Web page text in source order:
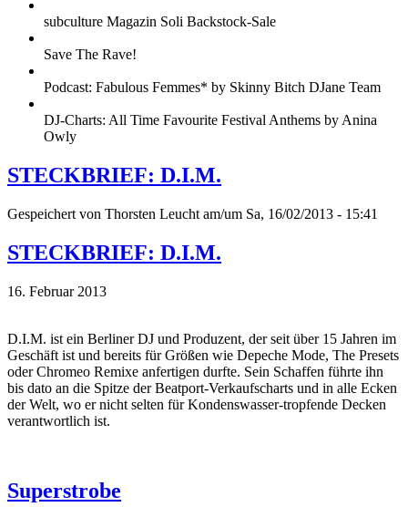
subculture Magazin Soli Backstock-Sale
Save The Rave!
Podcast: Fabulous Femmes* by Skinny Bitch DJane Team
DJ-Charts: All Time Favourite Festival Anthems by Anina
Owly
STECKBRIEF: D.I.M.
Gespeichert von Thorsten Leucht am/um Sa, 16/02/2013 - 15:41
STECKBRIEF: D.I.M.
16. Februar 2013
D.I.M. ist ein Berliner DJ und Produzent, der seit über 15 Jahren im
Geschäft ist und bereits für Größen wie Depeche Mode, The Presets
oder Chromeo Remixe anfertigen durfte. Sein Schaffen führte ihn
bis dato an die Spitze der Beatport-Verkaufscharts und in alle Ecken
der Welt, wo er nicht selten für Kondenswasser-tropfende Decken
verantwortlich ist.
Superstrobe